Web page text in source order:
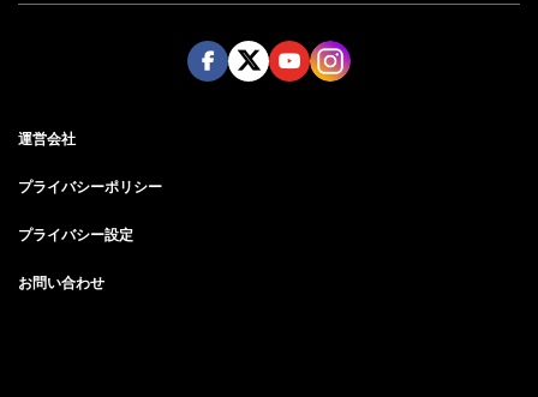
運営会社
プライバシーポリシー
プライバシー設定
お問い合わせ